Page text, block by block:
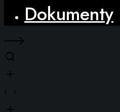
Dokumenty